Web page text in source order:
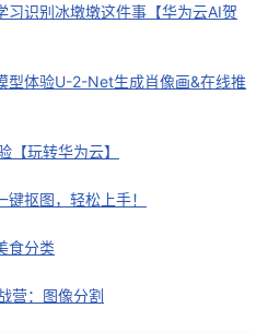
识别冰墩墩这件事【华为云AI贺
型体验U-2-Net生成肖像画&在线推
【玩转华为云】
键抠图，轻松上手！
食分类
营：图像分割